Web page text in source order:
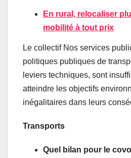
En rural, relocaliser
mobilité à tout prix
Le collectif Nos services
politiques publiques de
leviers techniques, sont
atteindre les objectifs
inégalitaires dans leurs
Transports
Quel bilan pour le